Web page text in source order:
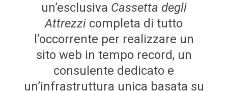
un’esclusiva Cassetta degli
Attrezzi completa di tutto
l’occorrente per realizzare un
sito web in tempo record, un
consulente dedicato e
un’infrastruttura unica basata su